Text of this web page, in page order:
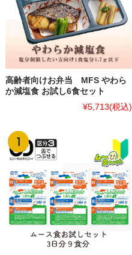
高齢者向けお弁当 MFS やわら
か減塩食 お試し6食セット
¥5,713(税込)